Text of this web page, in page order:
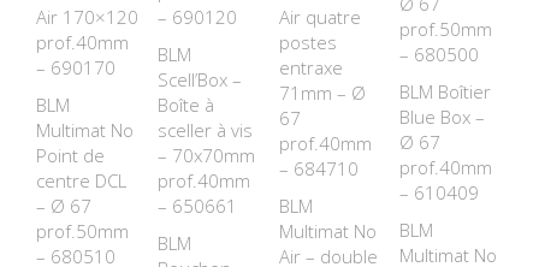
Air 170×120
prof.40mm
– 690170
BLM
Multimat No
Point de
centre DCL
– Ø 67
prof.50mm
– 680510
– 690120
BLM
Scell’Box –
Boîte à
sceller à vis
– 70x70mm
prof.40mm
– 650661
BLM
Air quatre
postes
entraxe
71mm – Ø
67
prof.40mm
– 684710
BLM
Multimat No
Air – double
prof.50mm
– 680500
BLM Boîtier
Blue Box –
Ø 67
prof.40mm
– 610409
BLM
Multimat No